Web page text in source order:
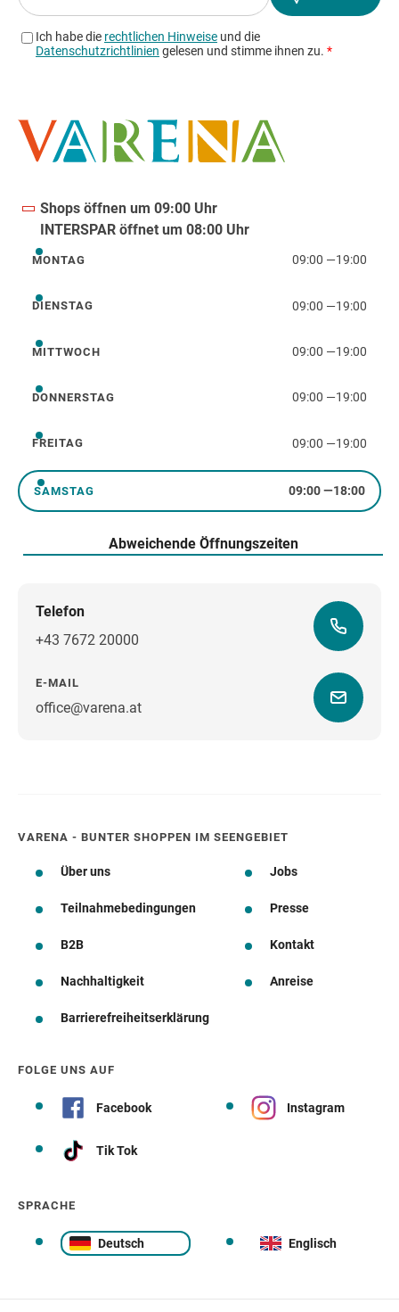
Shops öffnen um 09:00 Uhr
INTERSPAR öffnet um 08:00 Uhr
Montag
MONTAG 09:00 —19:00
Dienstag
DIENSTAG 09:00 —19:00
Mittwoch
MITTWOCH 09:00 —19:00
Donnerstag
DONNERSTAG 09:00 —19:00
Freitag
FREITAG 09:00 —19:00
Samstag
SAMSTAG 09:00—18:00
Abweichende Öffnungszeiten
Telefon
+43 7672 20000
E-MAIL
office@varena.at
VARENA - BUNTER SHOPPEN IM SEENGEBIET
Über uns Jobs
Teilnahmebedingungen Presse
B2B Kontakt
Nachhaltigkeit Anreise
Barrierefreiheitserklärung
FOLGE UNS AUF
Facebook Instagram
Tik Tok
SPRACHE
Deutsch Englisch